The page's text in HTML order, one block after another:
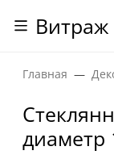
Главная
диаметр